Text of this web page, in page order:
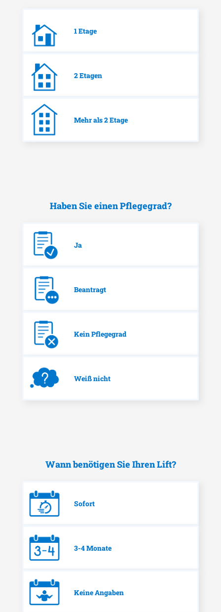
1 Etage
2 Etagen
Mehr als 2 Etage
Haben Sie einen Pflegegrad?
Ja
Beantragt
Kein Pflegegrad
Weiß nicht
Wann benötigen Sie Ihren Lift?
Sofort
3-4 Monate
Keine Angaben